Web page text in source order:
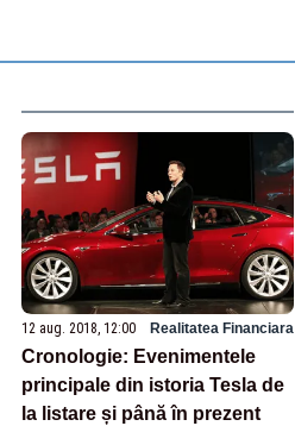
12 aug. 2018, 12:00 Realitatea Financiara
Cronologie: Evenimentele
principale din istoria Tesla de
la listare și până în prezent